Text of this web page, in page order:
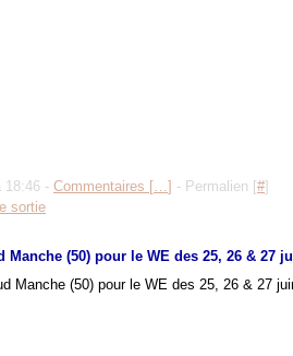
18:46 - Commentaires […] - Permalien [#]
sortie
(50) pour le WE des 25, 26 & 27